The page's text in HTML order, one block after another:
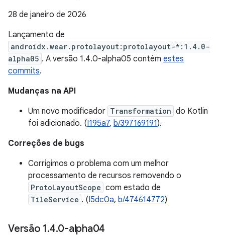
28 de janeiro de 2026
Lançamento de
androidx.wear.protolayout:protolayout-*:1.4.0-
alpha05 . A versão 1.4.0-alpha05 contém estes
commits.
Mudanças na API
Um novo modificador Transformation do Kotlin
foi adicionado. (I195a7, b/397169191).
Correções de bugs
Corrigimos o problema com um melhor
processamento de recursos removendo o
ProtoLayoutScope com estado de
TileService . (I5dc0a, b/474614772)
Versão 1.4.0-alpha04